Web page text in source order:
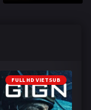
FULL HD VIETSUB